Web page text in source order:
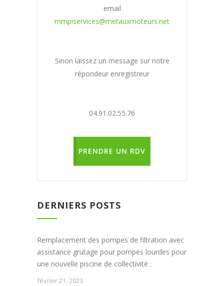
email
mmpiservices@metauxmoteurs.net
Sinon laissez un message sur notre
répondeur enregistreur
04.91.02.55.76
PRENDRE UN RDV
DERNIERS POSTS
Remplacement des pompes de filtration avec
assistance grutage pour pompes lourdes pour
une nouvelle piscine de collectivité :
février 21, 2023